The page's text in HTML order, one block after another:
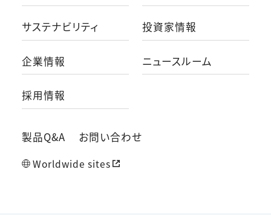
サステナビリティ 投資家情報
企業情報 ニュースルーム
採用情報
製品Q&A お問い合わせ
Worldwide sites